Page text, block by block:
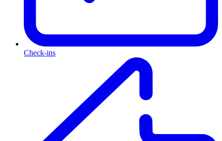
Check-ins